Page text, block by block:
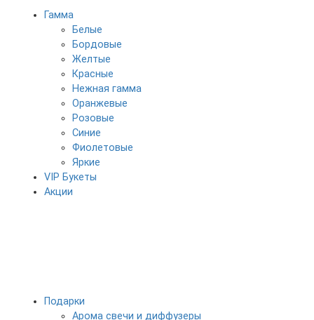
Гамма
Белые
Бордовые
Желтые
Красные
Нежная гамма
Оранжевые
Розовые
Синие
Фиолетовые
Яркие
VIP Букеты
Акции
Подарки
Арома свечи и диффузеры